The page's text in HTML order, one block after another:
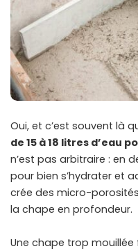
Oui, et c’est souvent là
de 15 à 18 litres d’eau
n’est pas arbitraire : en
pour bien s’hydrater et
crée des micro-
la chape en profondeur.
Une chape trop